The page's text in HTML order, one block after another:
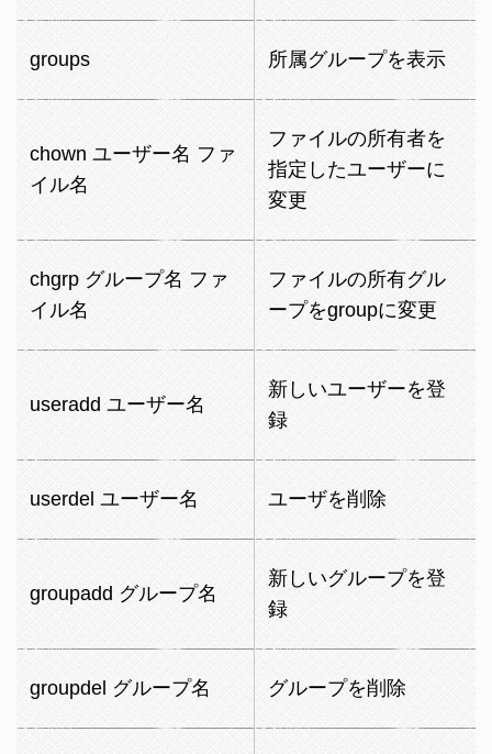
groups 所属グループを表示
chown ユーザー名 ファ
イル名
ファイルの所有者を
指定したユーザーに
変更
chgrp グループ名 ファ
イル名
ファイルの所有グル
ープをgroupに変更
useradd ユーザー名
新しいユーザーを登
録
userdel ユーザー名 ユーザを削除
groupadd グループ名
新しいグループを登
録
groupdel グループ名 グループを削除